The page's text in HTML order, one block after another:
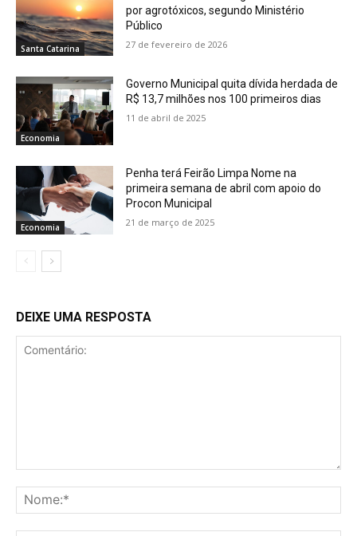
Santa Catarina
por agrotóxicos, segundo Ministério
Público
27 de fevereiro de 2026
Economia
Governo Municipal quita dívida herdada de
R$ 13,7 milhões nos 100 primeiros dias
11 de abril de 2025
Economia
Penha terá Feirão Limpa Nome na
primeira semana de abril com apoio do
Procon Municipal
21 de março de 2025
DEIXE UMA RESPOSTA